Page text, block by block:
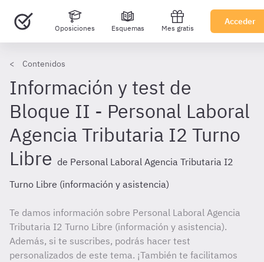
Oposiciones Esquemas Mes gratis
Acceder
Contenidos
Información y test de
Bloque II - Personal Laboral
Agencia Tributaria I2 Turno
Libre de Personal Laboral Agencia Tributaria I2
Turno Libre (información y asistencia)
Te damos información sobre Personal Laboral Agencia
Tributaria I2 Turno Libre (información y asistencia).
Además, si te suscribes, podrás hacer test
personalizados de este tema. ¡También te facilitamos